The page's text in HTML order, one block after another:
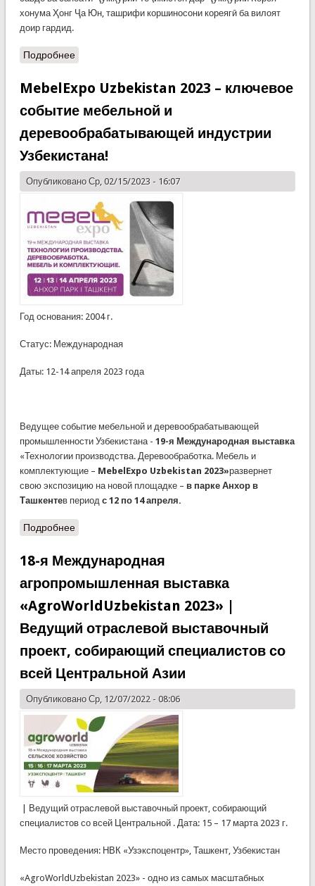
хонума Ҳонг Ҷа Юн, ташрифи коршиносони кореягӣ ба вилоят
доир гардид. ​ ​ ​ ​ ​ ​
Подробнее
MebelExpo Uzbekistan 2023 – ключевое
событие мебельной и
деревообрабатывающей индустрии
Узбекистана!
Опубликовано Ср, 02/15/2023 - 16:07
Год основания: 2004 г.
Статус: Международная
Даты: 12-14 апреля 2023 года
Ведущее событие мебельной и деревообрабатывающей
промышленности Узбекистана - 19-я Международная выставка
«Технологии производства. Деревообработка. Мебель и
комплектующие – MebelExpo Uzbekistan 2023»развернет
свою экспозицию на новой площадке – в парке Анхор в
Ташкентев период с 12 по 14 апреля.
Подробнее
18-я Международная
агропромышленная выставка
«AgroWorldUzbekistan 2023» |
Ведущий отраслевой выставочный
проект, собирающий специалистов со
всей Центральной Азии
Опубликовано Ср, 12/07/2022 - 08:06
| Ведущий отраслевой выставочный проект, собирающий
специалистов со всей Центральной . Дата: 15 – 17 марта 2023 г.
Место проведения: НВК «Узэкспоцентр», Ташкент, Узбекистан
«AgroWorldUzbekistan 2023» - одно из самых масштабных